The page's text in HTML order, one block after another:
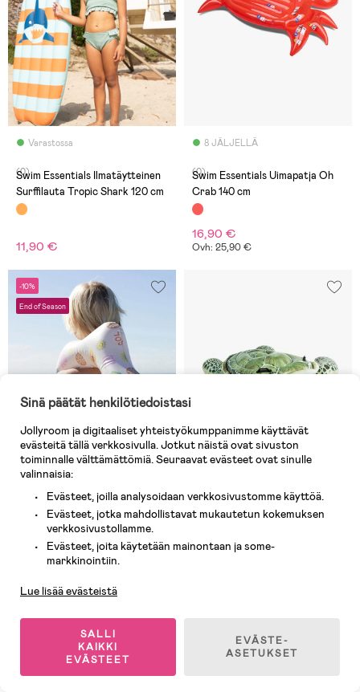
Varastossa
(0)
Swim Essentials Ilmatäytteinen
Surffilauta Tropic Shark 120 cm
11,90 €
8 JÄLJELLÄ
(0)
Swim Essentials Uimapatja Oh
Crab 140 cm
16,90 €
Ovh: 25,90 €
-10%
End of Season
3 JÄLJELLÄ
SUNNYLiFE Uimarengas, Smiley
18,90 €
Ovh: 29,90 €
Varastossa
Intex Kylpylelu Kilpikonna
1
Sinä päätät henkilötiedoistasi
Jollyroom ja digitaaliset yhteistyökumppanimme käyttävät
evästeitä tällä verkkosivulla. Jotkut näistä ovat sivuston
toiminnalle välttämättömiä. Seuraavat evästeet ovat sinulle
valinnaisia:
Evästeet, joilla analysoidaan verkkosivustomme käyttöä.
Evästeet, jotka mahdollistavat mukautetun kokemuksen
verkkosivustollamme.
Evästeet, joita käytetään mainontaan ja some-
markkinointiin.
Lue lisää evästeistä
SALLI
KAIKKI
EVÄSTEET
EVÄSTE-
ASETUKSET